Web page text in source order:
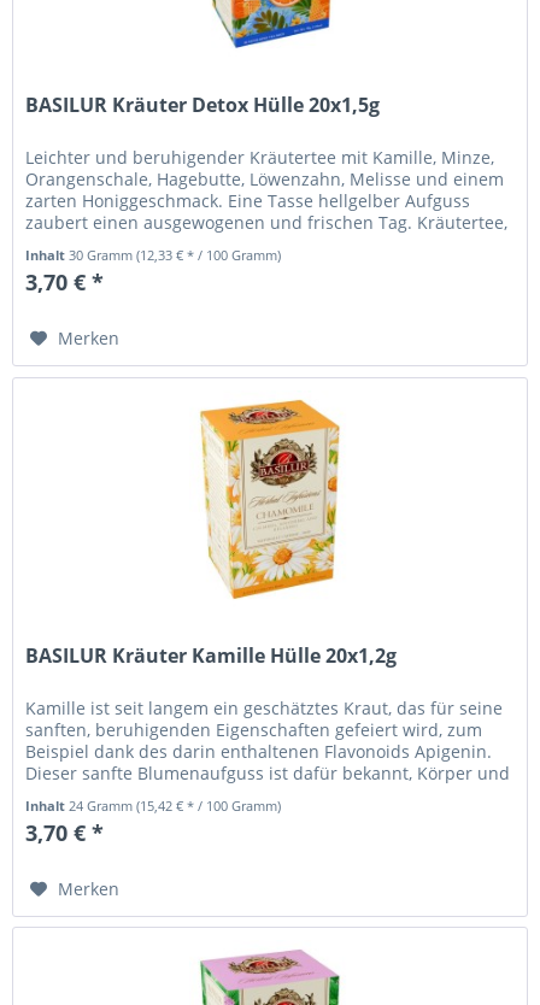
BASILUR Kräuter Detox Hülle 20x1,5g
Leichter und beruhigender Kräutertee mit Kamille, Minze,
Orangenschale, Hagebutte, Löwenzahn, Melisse und einem
zarten Honiggeschmack. Eine Tasse hellgelber Aufguss
zaubert einen ausgewogenen und frischen Tag. Kräutertee,
Inhalt30 Gramm(12,33 € * / 100 Gramm)
3,70 € *
Merken
BASILUR Kräuter Kamille Hülle 20x1,2g
Kamille ist seit langem ein geschätztes Kraut, das für seine
sanften, beruhigenden Eigenschaften gefeiert wird, zum
Beispiel dank des darin enthaltenen Flavonoids Apigenin.
Dieser sanfte Blumenaufguss ist dafür bekannt, Körper und
Inhalt 24 Gramm(15,42 € * / 100 Gramm)
3,70 € *
Merken